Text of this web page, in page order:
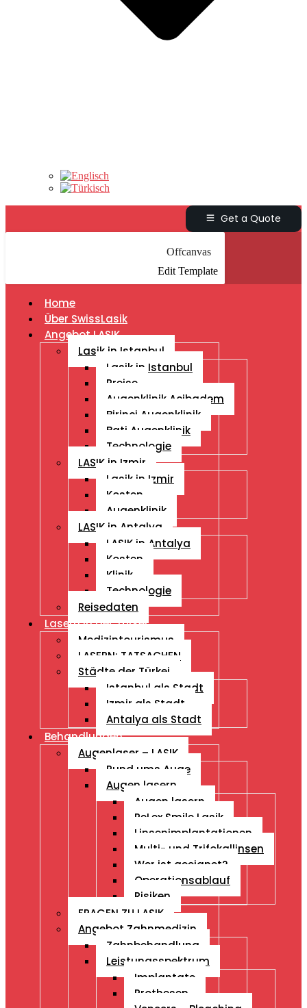
Get a Quote
Offcanvas
Edit Template
Home
Über SwissLasik
Angebot LASIK
Lasik in Istanbul
Lasik in Istanbul
Preise
Augenklinik Acibadem
Birinci Augenklinik
Bati Augenklinik
Technologie
LASIK in Izmir
Lasik in Izmir
Kosten
Augenklinik
LASIK in Antalya
LASIK in Antalya
Kosten
Klinik
Technologie
Reisedaten
Lasern in der Türkei
Medizintourismus
LASERN: TATSACHEN
Städte der Türkei
Istanbul als Stadt
Izmir als Stadt
Antalya als Stadt
Behandlungen
Augenlaser – LASIK
Rund ums Auge
Augen lasern
Augen lasern
ReLex Smile Lasik
Linsenimplantationen
Multi- und Trifokallinsen
Wer ist geeignet?
Operationsablauf
Risiken
FRAGEN ZU LASIK
Angebot Zahnmedizin
Zahnbehandlung
Leistungsspektrum
Implantate
Prothesen